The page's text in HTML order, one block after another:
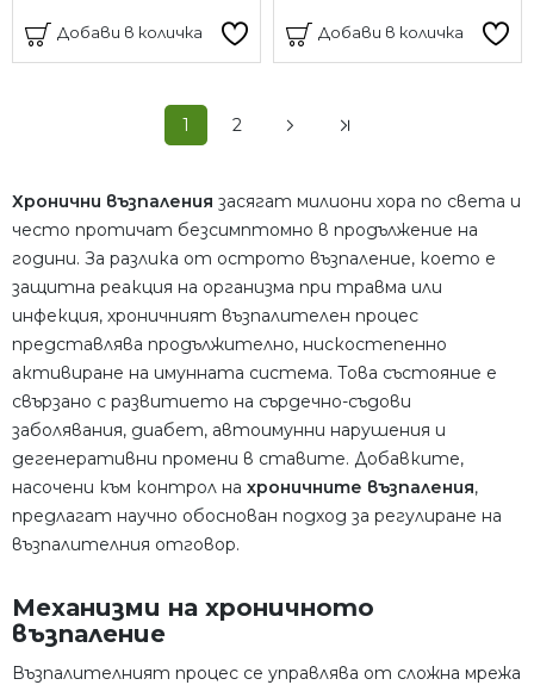
Хронични възпаления засягат милиони хора по света и
често протичат безсимптомно в продължение на
години. За разлика от острото възпаление, което е
защитна реакция на организма при травма или
инфекция, хроничният възпалителен процес
представлява продължително, нискостепенно
активиране на имунната система. Това състояние е
свързано с развитието на сърдечно-съдови
заболявания, диабет, автоимунни нарушения и
дегенеративни промени в ставите. Добавките,
насочени към контрол на хроничните възпаления,
предлагат научно обоснован подход за регулиране на
възпалителния отговор.
Механизми на хроничното
възпаление
Възпалителният процес се управлява от сложна мрежа
Добави в количка Добави в количка
1 2